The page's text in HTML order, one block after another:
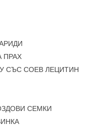
ПРАХ
СЪС СОЕВ ЛЕЦИТИН
СЕМКИ